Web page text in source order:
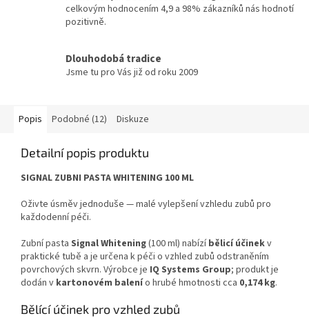
celkovým hodnocením 4,9 a 98% zákazníků nás hodnotí
pozitivně.
Dlouhodobá tradice
Jsme tu pro Vás již od roku 2009
Popis Podobné (12) Diskuze
Detailní popis produktu
SIGNAL ZUBNI PASTA WHITENING 100 ML
Oživte úsměv jednoduše — malé vylepšení vzhledu zubů pro
každodenní péči.
Zubní pasta Signal Whitening(100 ml) nabízí bělicí účinekv
praktické tubě a je určena k péči o vzhled zubů odstraněním
povrchových skvrn. Výrobce je IQ Systems Group; produkt je
dodán v kartonovém balenío hrubé hmotnosti cca 0,174 kg.
Bělící účinek pro vzhled zubů